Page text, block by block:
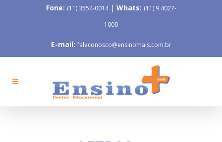
Fone: (11) 3554-0014| Whats: (11) 9 4027-
1000
E-mail: faleconosco@ensinomais.com.br